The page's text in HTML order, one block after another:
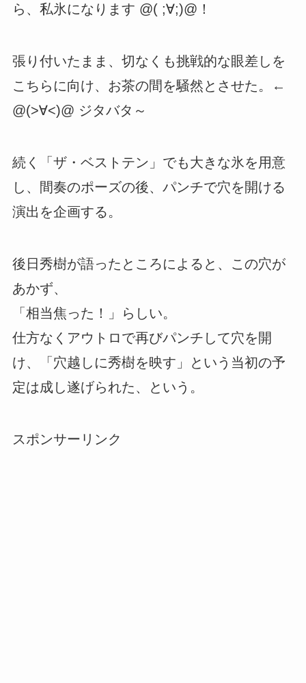
ら、私氷になります @( ;∀;)@！
張り付いたまま、切なくも挑戦的な眼差しを
こちらに向け、お茶の間を騒然とさせた。←
@(>∀<)@ ジタバタ～
続く「ザ・ベストテン」でも大きな氷を用意
し、間奏のポーズの後、パンチで穴を開ける
演出を企画する。
後日秀樹が語ったところによると、この穴が
あかず、
「相当焦った！」らしい。
仕方なくアウトロで再びパンチして穴を開
け、「穴越しに秀樹を映す」という当初の予
定は成し遂げられた、という。
スポンサーリンク